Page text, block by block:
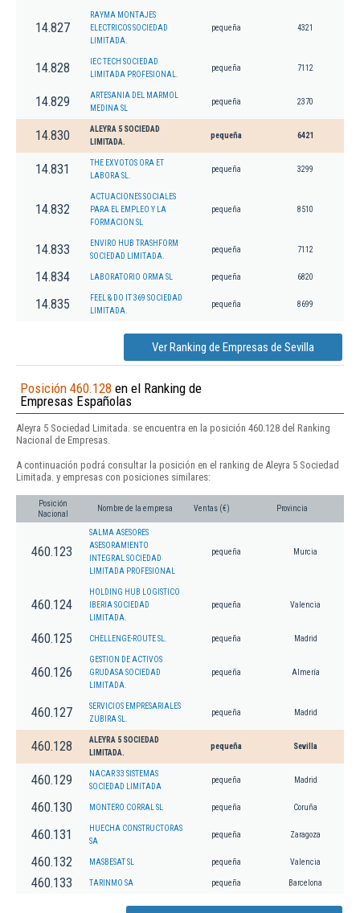
14.827
RAYMA MONTAJES
ELECTRICOS SOCIEDAD
LIMITADA.
pequeña 4321
14.828
IEC TECH SOCIEDAD
LIMITADA PROFESIONAL.
pequeña 7112
14.829
ARTESANIA DEL MARMOL
MEDINA SL
pequeña 2370
14.830
ALEYRA 5 SOCIEDAD
LIMITADA.
pequeña 6421
14.831
THE EXVOTOS ORA ET
LABORA SL.
pequeña 3299
14.832
ACTUACIONES SOCIALES
PARA EL EMPLEO Y LA
FORMACION SL
pequeña 8510
14.833
ENVIRO HUB TRASHFORM
SOCIEDAD LIMITADA.
pequeña 7112
14.834 LABORATORIO ORMA SL pequeña 6820
14.835
FEEL & DO IT 369 SOCIEDAD
LIMITADA.
pequeña 8699
Ver Ranking de Empresas de Sevilla
Posición 460.128 en el Ranking de
Empresas Españolas
Aleyra 5 Sociedad Limitada. se encuentra en la posición 460.128 del Ranking
Nacional de Empresas.
A continuación podrá consultar la posición en el ranking de Aleyra 5 Sociedad
Limitada. y empresas con posiciones similares:
Posición
Nacional
Nombre de la empresa Ventas (€) Provincia
460.123
SALMA ASESORES
ASESORAMIENTO
INTEGRAL SOCIEDAD
LIMITADA PROFESIONAL
pequeña Murcia
460.124
HOLDING HUB LOGISTICO
IBERIA SOCIEDAD
LIMITADA.
pequeña Valencia
460.125 CHELLENGE-ROUTE SL. pequeña Madrid
460.126
GESTION DE ACTIVOS
GRUDASA SOCIEDAD
LIMITADA.
pequeña Almería
460.127
SERVICIOS EMPRESARIALES
ZUBIRA SL.
pequeña Madrid
460.128
ALEYRA 5 SOCIEDAD
LIMITADA.
pequeña Sevilla
460.129
NACAR 33 SISTEMAS
SOCIEDAD LIMITADA
pequeña Madrid
460.130 MONTERO CORRAL SL pequeña Coruña
460.131
HUECHA CONSTRUCTORAS
SA
pequeña Zaragoza
460.132 MASBESAT SL pequeña Valencia
460.133 TARINMO SA pequeña Barcelona